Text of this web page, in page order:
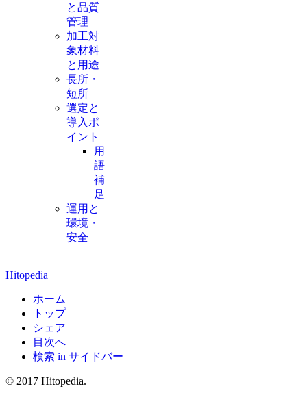
と品質
管理
加工対
象材料
と用途
長所・
短所
選定と
導入ポ
イント
用
語
補
足
運用と
環境・
安全
Hitopedia
ホーム
トップ
シェア
目次へ
検索 in サイドバー
© 2017 Hitopedia.